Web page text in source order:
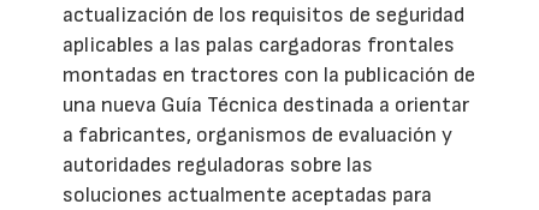
actualización de los requisitos de seguridad
aplicables a las palas cargadoras frontales
montadas en tractores con la publicación de
una nueva Guía Técnica destinada a orientar
a fabricantes, organismos de evaluación y
autoridades reguladoras sobre las
soluciones actualmente aceptadas para